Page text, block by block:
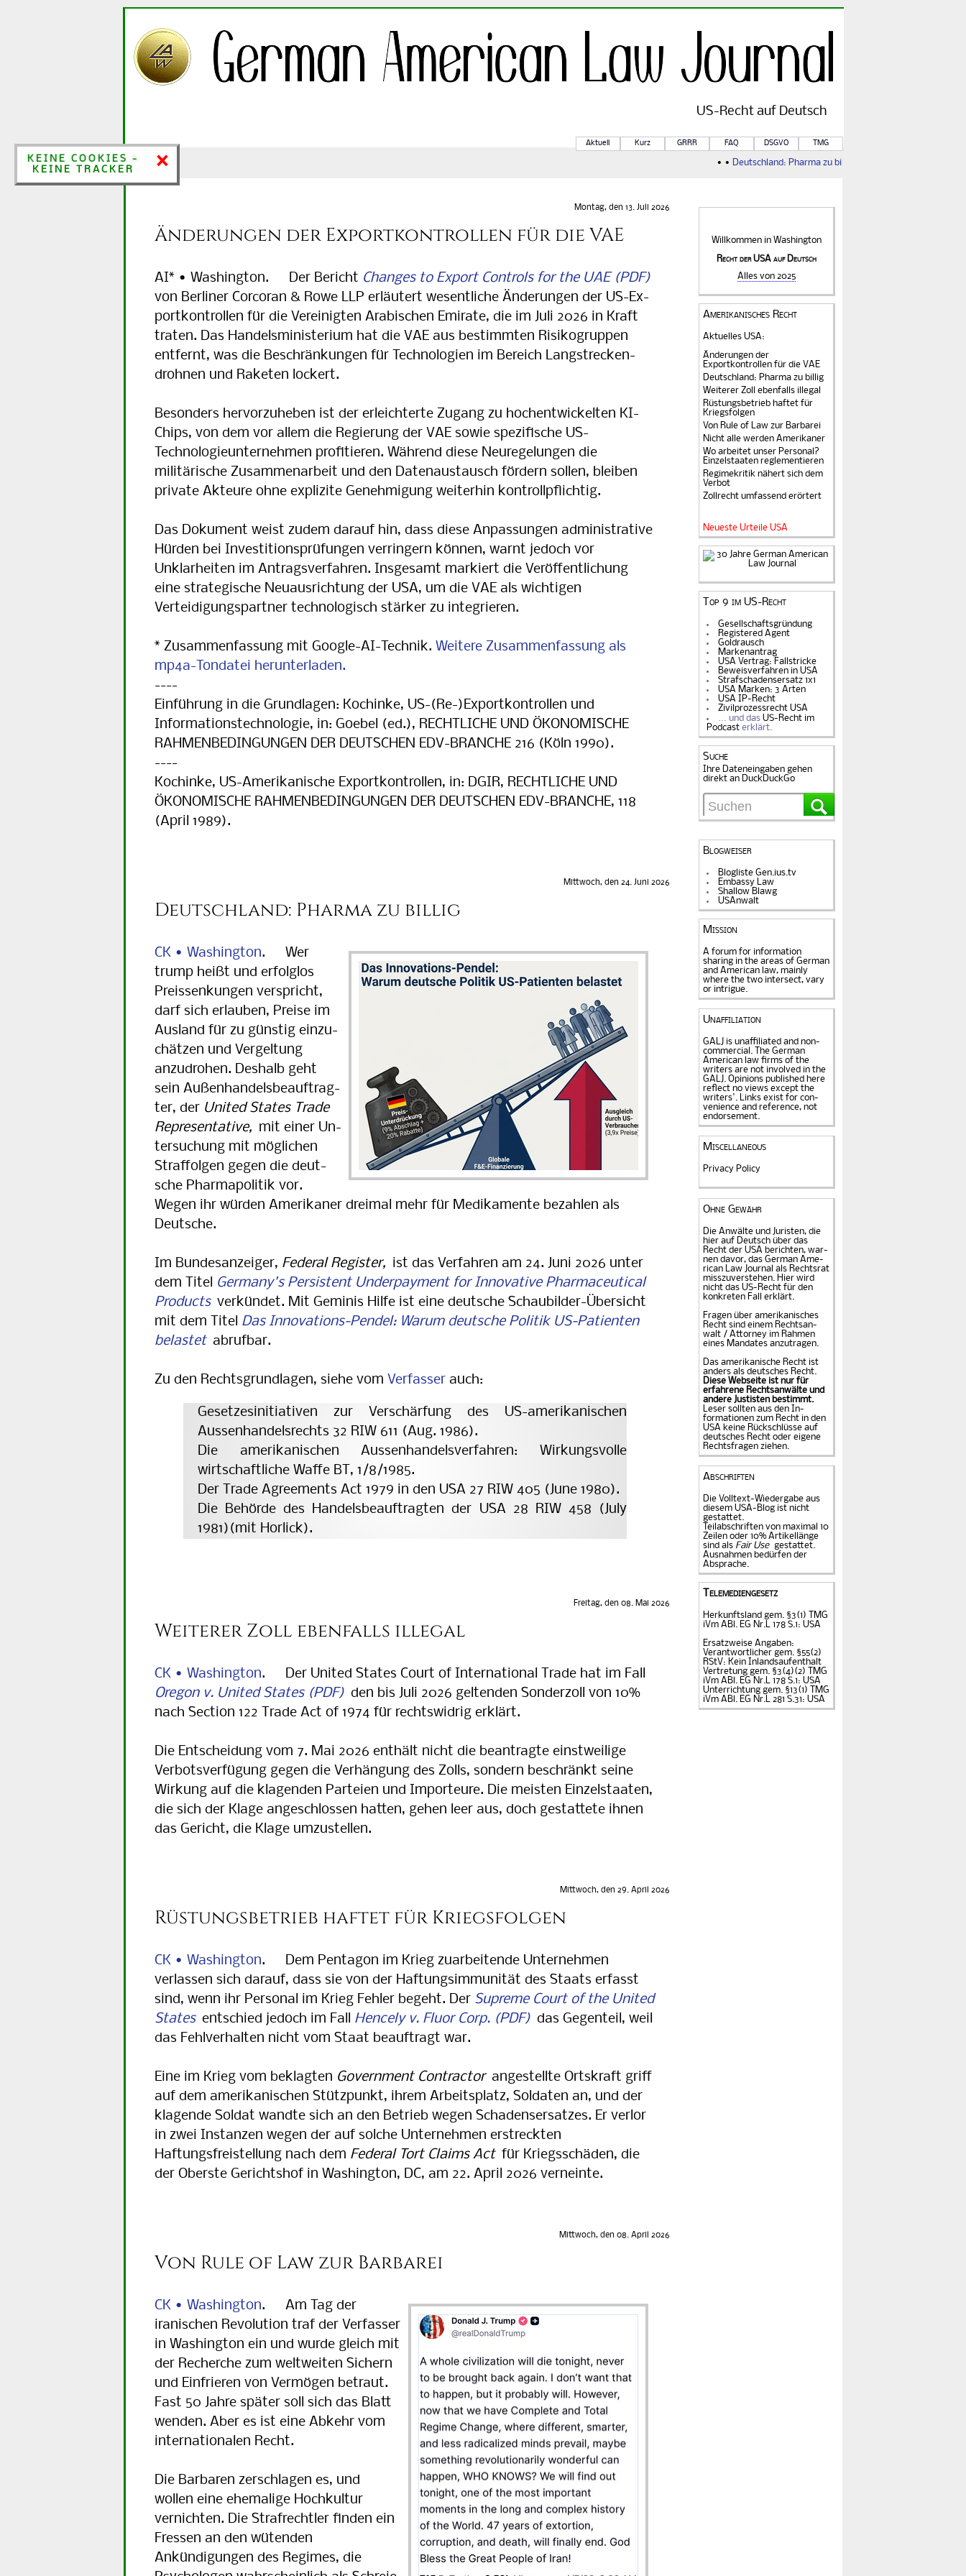
×
KEINE COOKIES &
KEINE TRACKER
US-Rechtauf Deutsch
Aktuell Kurz GRRR FAQ DSGVO TMG
Deutschland: Pharma zu billig • •
Montag, den 13. Juli 2026
Änderungen der Exportkontrollen für die VAE
AI* • Washington. Der Bericht Chan­ges to Ex­port Con­trols for the UAE
von Ber­li­ner Cor­co­ran & Rowe LLP er­läu­tert we­sent­li­che Än­de­run­gen der US-Ex­
port­kon­trol­len für die Ver­einig­ten Ara­bi­schen Emi­ra­te, die im Juli 2026 in Kraft
tra­ten. Das Han­dels­mi­ni­ste­rium hat die VAE aus be­stimm­ten Ri­si­ko­grup­pen
ent­fernt, was die Be­schrän­kun­gen für Tech­no­lo­gi­en im Be­reich Lang­strecken­
droh­nen und Ra­ke­ten lockert.
Besonders hervorzuheben ist der erleichterte Zugang zu hochentwickelten KI-
Chips, von dem vor allem die Regierung der VAE sowie spezifische US-
Technologieunternehmen profitieren. Während diese Neuregelungen die
militärische Zusammenarbeit und den Datenaustausch fördern sollen, bleiben
private Akteure ohne explizite Genehmigung weiterhin kontrollpflichtig.
Das Dokument weist zudem darauf hin, dass diese Anpassungen administrative
Hürden bei Investitionsprüfungen verringern können, warnt jedoch vor
Unklarheiten im Antragsverfahren. Insgesamt markiert die Veröffentlichung
eine strategische Neuausrichtung der USA, um die VAE als wichtigen
Verteidigungspartner technologisch stärker zu integrieren.
* Zusammenfassung mit Google-AI-Technik. Weitere Zusammenfassung als
mp4a-Tondatei herunterladen.
----
Einführung in die Grundlagen: Kochinke, US-(Re-)Exportkontrollen und
Informationstechnologie, in: Goebel (ed.), RECHTLICHE UND ÖKONOMISCHE
RAHMENBEDINGUNGEN DER DEUTSCHEN EDV-BRANCHE 216 (Köln 1990).
----
Kochinke, US-Amerikanische Exportkontrollen, in: DGIR, RECHTLICHE UND
ÖKONOMISCHE RAHMENBEDINGUNGEN DER DEUTSCHEN EDV-BRANCHE, 118
(April 1989).
Mittwoch, den 24. Juni 2026
Deutschland: Pharma zu billig
CK • Washington. Wer
trump heißt und erfolg­los
Preis­sen­kun­gen verspricht,
darf sich erlauben, Preise im
Ausland für zu günstig ein­zu­
chä­tzen und Ver­gel­tung
anzu­drohen. Deshalb geht
sein Außen­han­dels­be­auf­trag­
ter, der United States Trade
Re­pre­sen­ta­tive, mit einer Un­
ter­su­chung mit mög­li­chen
Straf­fol­gen gegen die deut­
sche Phar­ma­po­li­tik vor.
Wegen ihr wür­den Ame­ri­kaner dreimal mehr für Medikamente bezahlen als
Deutsche.
Im Bundesanzeiger, Federal Register, ist das Verfahren am 24. Juni 2026 unter
dem Titel Germany's Persistent Underpayment for Innovative Pharmaceutical
Products verkündet. Mit Geminis Hilfe ist eine deutsche Schaubilder-Übersicht
mit dem Titel Das Innovations-Pendel: Warum deutsche Politik US-Patienten
belastet abrufbar.
Zu den Rechtsgrundlagen, siehe vom Verfasser auch:
Gesetzesinitiativen zur Verschärfung des US-amerikanischen
Aussenhandelsrechts 32 RIW 611 (Aug. 1986).
Die amerikanischen Aussenhandelsverfahren: Wirkungsvolle
wirtschaftliche Waffe BT, 1/8/1985.
Der Trade Agreements Act 1979 in den USA 27 RIW 405 (June 1980).
Die Behörde des Handelsbeauftragten der USA 28 RIW 458 (July
1981)(mit Horlick).
Freitag, den 08. Mai 2026
Weiterer Zoll ebenfalls illegal
CK • Washington. Der United States Court of International Trade hat im Fall
Oregon v. United States
den bis Juli 2026 geltenden Sonderzoll von 10%
nach Section 122 Trade Act of 1974 für rechtswidrig erklärt.
Die Entscheidung vom 7. Mai 2026 enthält nicht die beantragte einstweilige
Verbotsverfügung gegen die Verhängung des Zolls, sondern beschränkt seine
Wirkung auf die klagenden Parteien und Importeure. Die meisten Einzelstaaten,
die sich der Klage angeschlossen hatten, gehen leer aus, doch gestattete ihnen
das Gericht, die Klage umzustellen.
Mittwoch, den 29. April 2026
Rüstungsbetrieb haftet für Kriegsfolgen
CK • Washington. Dem Pentagon im Krieg zuarbeitende Unternehmen
verlassen sich darauf, dass sie von der Haftungsimmunität des Staats erfasst
sind, wenn ihr Personal im Krieg Fehler begeht. Der Supreme Court of the United
States entschied jedoch im Fall Hencely v. Fluor Corp.
das Gegenteil, weil
das Fehlverhalten nicht vom Staat beauftragt war.
Eine im Krieg vom beklagten Government Contractor angestellte Ortskraft griff
auf dem amerikanischen Stützpunkt, ihrem Arbeitsplatz, Soldaten an, und der
klagende Soldat wandte sich an den Betrieb wegen Schadensersatzes. Er verlor
in zwei Instanzen wegen der auf solche Unternehmen erstreckten
Haftungsfreistellung nach dem Federal Tort Claims Act für Kriegsschäden, die
der Oberste Gerichtshof in Washington, DC, am 22. April 2026 verneinte.
Mittwoch, den 08. April 2026
Von Rule of Law zur Barbarei
CK • Washington. Am Tag der
iranischen Revolution traf der Verfasser
in Washington ein und wurde gleich mit
der Recherche zum weltweiten Sichern
und Einfrieren von Vermögen betraut.
Fast 50 Jahre später soll sich das Blatt
wenden. Aber es ist eine Abkehr vom
internationalen Recht.
Die Barbaren zerschlagen es, und
wollen eine ehemalige Hochkultur
vernichten. Die Strafrechtler finden ein
Fressen an den wütenden
Ankündigungen des Regimes, die
Willkommen in Washington
Recht der USA auf Deutsch
Alles von 2025
Amerikanisches Recht
Aktuelles USA:
Änderungen der
Exportkontrollen für die VAE
Deutschland: Pharma zu billig
Weiterer Zoll ebenfalls illegal
Rüstungsbetrieb haftet für
Kriegsfolgen
Von Rule of Law zur Barbarei
Nicht alle werden Amerikaner
Wo arbeitet unser Personal?
Einzelstaaten reglementieren
Regimekritik nähert sich dem
Verbot
Zollrecht umfassend erörtert
Neueste Urteile USA
Top 9 im US-Recht
Gesellschaftsgründung
Registered Agent
Goldrausch
Markenantrag
USA Vertrag: Fallstricke
Beweisverfahren in USA
Strafschadensersatz 1x1
USA Marken: 3 Arten
USA IP-Recht
Zivilprozessrecht USA
… und dasUS-Recht im
Podcast erklärt.
Suche
Ihre Dateneingaben gehen
direkt an DuckDuckGo
Blogweiser
Blogliste Gen.ius.tv
Embassy Law
Shallow Blawg
USAnwalt
Mission
A forum for information
sharing in the areas of German
and American law, mainly
where the two intersect, vary
or intrigue.
Unaffiliation
GALJ is unaffiliated and non-
commercial. The Ger­man
American law firms of the
writers are not in­volved in the
GALJ. Opi­nions published here
reflect no views except the
writers'. Links exist for con­
venience and refe­rence, not
endorse­ment.
Miscellaneous
Privacy Policy
Ohne Gewähr
Die Anwälte und Juristen, die
hier auf Deutsch über das
Recht der USA be­rich­ten, war­
nen davor, das German Ame­
rican Law Journal als Rechts­rat
miss­zu­verstehen. Hier wird
nicht das US-Recht für den
konkreten Fall er­klärt.
Fragen über amerika­ni­sches
Recht sind einem Rechts­an­
walt / Attorney im Rahmen
eines Mandates an­zu­tragen.
Das amerikanische Recht ist
anders als deutsches Recht.
Diese Webseite ist nur für
erfahrene Rechtsanwälte und
andere Justisten be­stimmt.
Leser sollten aus den In­
formationen zum Recht in den
USA keine Rückschlüsse auf
deutsches Recht oder eigene
Rechtsfragen ziehen.
Abschriften
Die Volltext-Wiedergabe aus
diesem USA-Blog ist nicht
gestattet.
Teilabschriften von maximal 10
Zeilen oder 10% Artikellänge
sind als Fair Use
gestattet.
Ausnahmen bedürfen der
Absprache.
Telemediengesetz
Herkunftsland gem. §3(1)
TMG
iVm ABl. EG Nr.L 178 S.1: USA
Ersatzweise Angaben:
Verantwortlicher gem. §55(2)
RStV: Kein Inlandsaufenthalt
Vertretung gem. §3(4)(2) TMG
iVm ABl. EG Nr.L 178 S.1: USA
Unterrichtung gem. §13(1) TMG
iVm ABl. EG Nr.L 281 S.31: USA
×
KEINE COOKIES -
KEINE TRACKER